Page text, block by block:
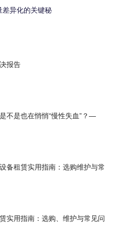
差异化的关键秘
报告
不是也在悄悄“慢性失血”？—
备租赁实用指南：选购维护与常
实用指南：选购、维护与常见问